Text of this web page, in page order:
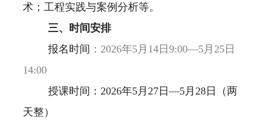
术；工程实践与案例分析等。
三、时间安排
报名时间 ：2026年5月14日9:00—5月25日
14:00
授课时间：2026年5月27日—5月28日（两
天整）